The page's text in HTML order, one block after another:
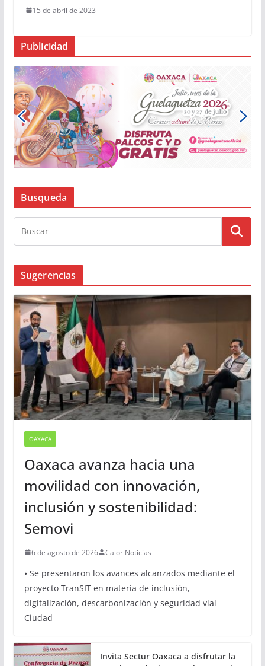
15 de abril de 2023
Publicidad
Busqueda
Sugerencias
OAXACA
Oaxaca avanza hacia una
movilidad con innovación,
inclusión y sostenibilidad:
Semovi
6 de agosto de 2026 Calor Noticias
• Se presentaron los avances alcanzados mediante el
proyecto TranSIT en materia de inclusión,
digitalización, descarbonización y seguridad vial
Ciudad
Invita Sectur Oaxaca a disfrutar la